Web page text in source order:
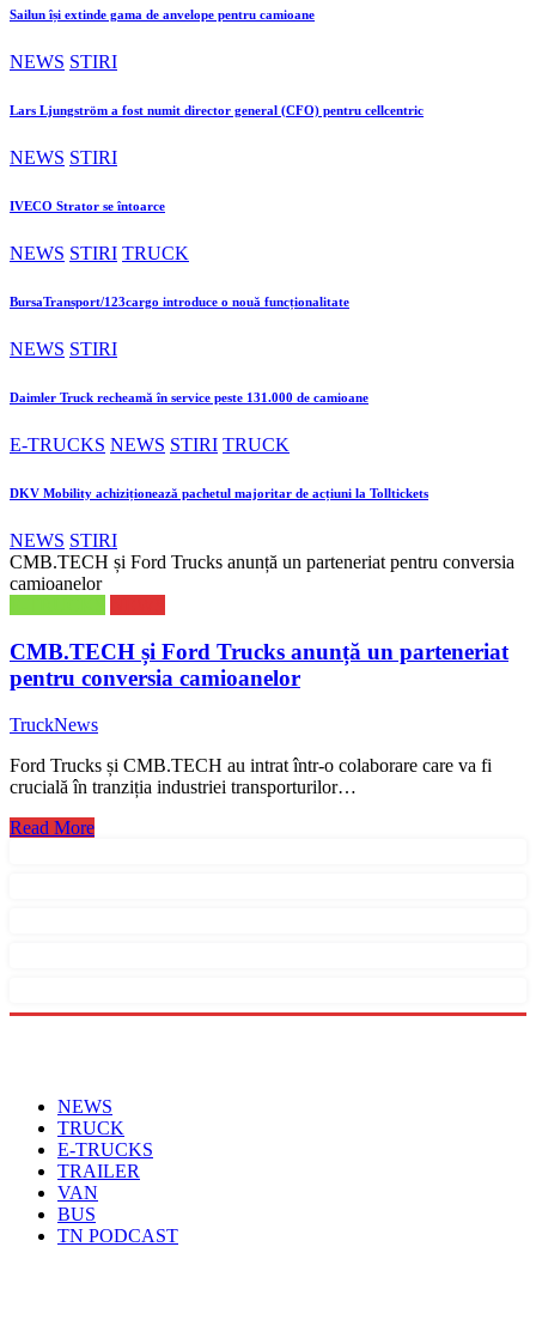
Sailun își extinde gama de anvelope pentru camioane
NEWS STIRI
Lars Ljungström a fost numit director general (CFO) pentru cellcentric
NEWS STIRI
IVECO Strator se întoarce
NEWS STIRI TRUCK
BursaTransport/123cargo introduce o nouă funcționalitate
NEWS STIRI
Daimler Truck recheamă în service peste 131.000 de camioane
E-TRUCKS NEWS STIRI TRUCK
DKV Mobility achiziționează pachetul majoritar de acțiuni la Tolltickets
NEWS STIRI
CMB.TECH și Ford Trucks anunță un parteneriat pentru conversia
camioanelor
CMB.TECH și Ford Trucks anunță un parteneriat
pentru conversia camioanelor
TruckNews
Ford Trucks și CMB.TECH au intrat într-o colaborare care va fi
crucială în tranziția industriei transporturilor…
Read More
NEWS
TRUCK
E-TRUCKS
TRAILER
VAN
BUS
TN PODCAST